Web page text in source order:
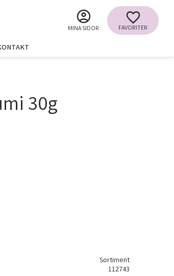
MINA SIDOR
FAVORITER
30g
Sortiment
112743